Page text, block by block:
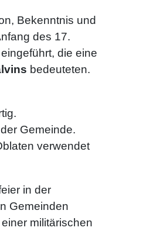
Bekenntnis und
des 17.
die eine
bedeuteten.
Gemeinde.
verwendet
in der
Gemeinden
militärischen